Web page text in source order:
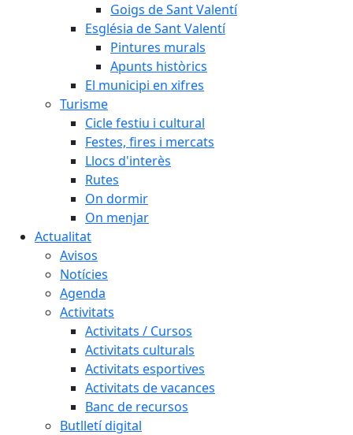
Goigs de Sant Valentí
Església de Sant Valentí
Pintures murals
Apunts històrics
El municipi en xifres
Turisme
Cicle festiu i cultural
Festes, fires i mercats
Llocs d'interès
Rutes
On dormir
On menjar
Actualitat
Avisos
Notícies
Agenda
Activitats
Activitats / Cursos
Activitats culturals
Activitats esportives
Activitats de vacances
Banc de recursos
Butlletí digital